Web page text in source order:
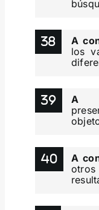
A
los
A
A